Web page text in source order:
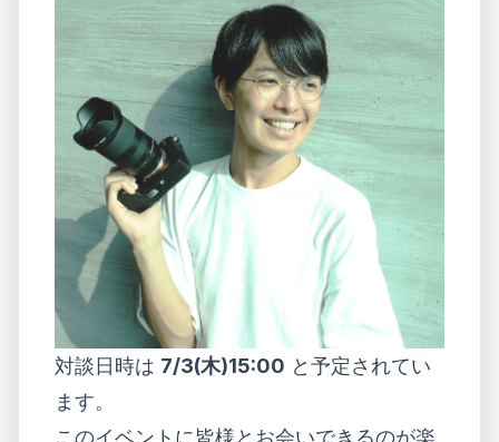
対談日時は 7/3(木)15:00 と予定されてい
ます。
このイベントに皆様とお会いできるのが楽